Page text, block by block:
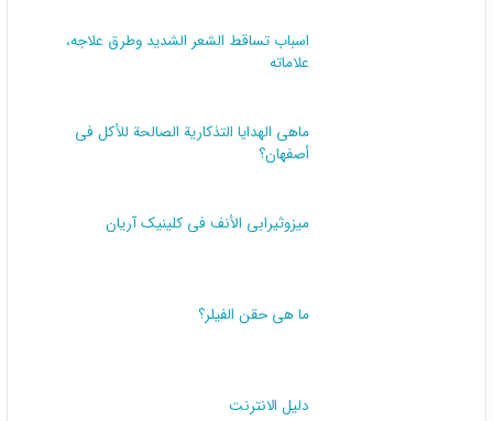
اسباب تساقط الشعر الشديد وطرق علاجه،
علاماته
ماهي الهدايا التذكارية الصالحة للأكل في
أصفهان؟
میزوثیرابي الأنف في کلینیک آریان